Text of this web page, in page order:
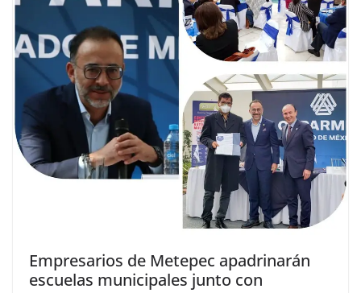
Empresarios de Metepec apadrinarán
escuelas municipales junto con